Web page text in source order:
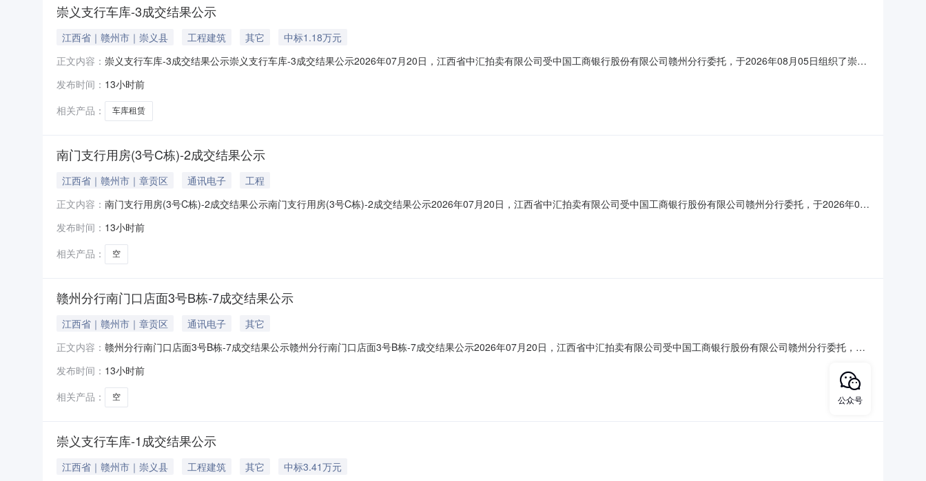
崇义支行车库-3成交结果公示
江西省｜赣州市｜崇义县 工程建筑 其它
中标1.18万元
正文内容： 崇义支行车库-3成交结果公示崇义支行车库-3成交结果公示2026年07月20日，江西省中汇拍卖有限公司受中国工商银行股份有限公司赣州分行委托，于2026年08月05日组织了崇义
库-30151000092198312300100019非住宅闲置11844崇义县施乐打字复印部公示期：7个工作日公示机构：中国工商银行股份有限公司赣州分行监督电话：0797-8270708
发布时间： 13小时前
相关产品：
车库租赁
南门支行用房(3号C栋)-2成交结果公示
江西省｜赣州市｜章贡区 通讯电子
工程
正文内容： 南门支行用房(3号C栋)-2成交结果公示南门支行用房(3号C栋)-2成交结果公示2026年07月20日，江西省中汇拍卖有限公司受中国工商银行股份有限公司赣州分行委托，于2026年08
C栋)-201510000021999123001000918非住宅闲置29160陈小香公示期：7个工作日公示机构：中国工商银行股份有限公司赣州分行监督电话：0797-
发布时间： 13小时前
相关产品：
空
赣州分行南门口店面3号B栋-7成交结果公示
江西省｜赣州市｜章贡区 通讯电子
其它
正文内容： 赣州分行南门口店面3号B栋-7成交结果公示赣州分行南门口店面3号B栋-7成交结果公示2026年07月20日，江西省中汇拍卖有限公司受中国工商银行股份有限公司赣州分行委托，于
州分行南门口店面3号B栋-701510000021999123001001029非住宅闲置46980魏长彪公示期：7个工作日公示机构：中国工商银行股份有限公司赣州分行监督电话：0
发布时间： 13小时前
相关产品：
空
崇义支行车库-1成交结果公示
江西省｜赣州市｜崇义县 工程建筑 其它
中标3.41万元
公众号